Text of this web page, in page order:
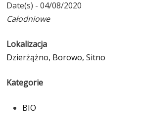
Date(s) - 04/08/2020
Całodniowe
Lokalizacja
Dzierżążno, Borowo, Sitno
Kategorie
BIO